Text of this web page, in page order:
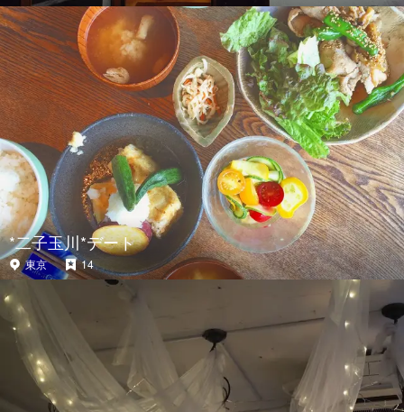
*二子玉川*デート
東京 14